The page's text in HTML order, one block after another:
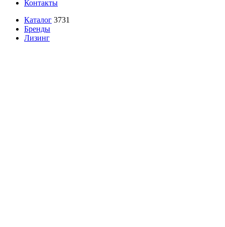
Контакты
Каталог 3731
Бренды
Лизинг